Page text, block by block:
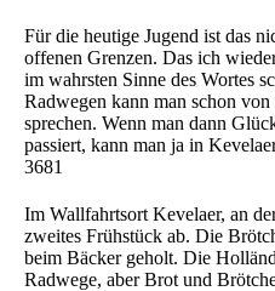
Für die heutige Jugend ist das
offenen Grenzen. Das ich
im wahrsten Sinne des Wortes
Radwegen kann man schon
sprechen. Wenn man dann
passiert, kann man ja in
3681
Im Wallfahrtsort Kevelaer, an
zweites Frühstück ab. Die
beim Bäcker geholt. Die
Radwege, aber Brot und